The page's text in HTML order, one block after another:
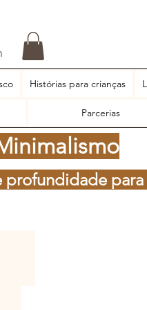
Histórias para crianças
Parcerias
profundidade para